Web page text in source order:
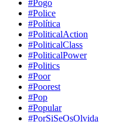
#Pogo
#Police
#Política
#PoliticalAction
#PoliticalClass
#PoliticalPower
#Politics
#Poor
#Poorest
#Pop
#Popular
#PorSiSeOsOlvida